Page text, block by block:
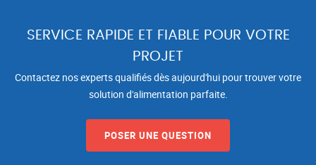
SERVICE RAPIDE ET FIABLE POUR VOTRE
PROJET
Contactez nos experts qualifiés dès aujourd'hui pour trouver votre
solution d'alimentation parfaite.
POSER UNE QUESTION